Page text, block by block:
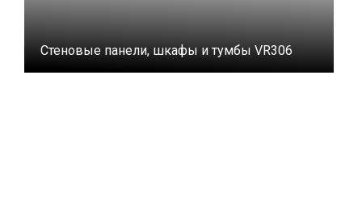
Стеновые панели, шкафы и тумбы VR306